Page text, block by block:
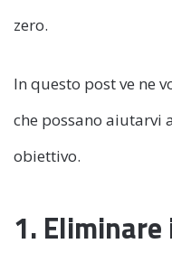
zero.
In questo post ve ne
che possano aiutarvi
obiettivo.
1.